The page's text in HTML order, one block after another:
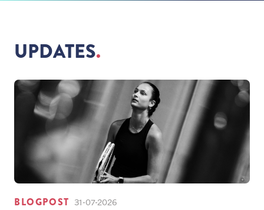
UPDATES
BLOGPOST 31-07-2026